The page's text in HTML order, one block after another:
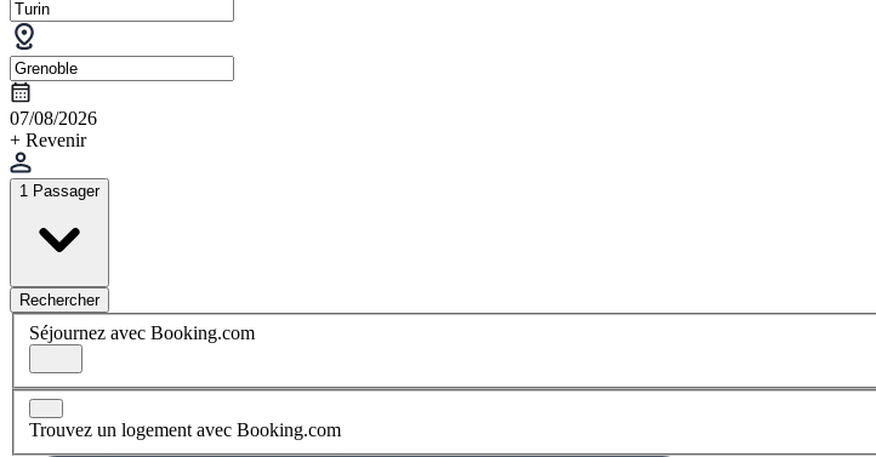
07/08/2026
+ Revenir
1 Passager
Rechercher
Séjournez avec Booking.com
Trouvez un logement avec Booking.com